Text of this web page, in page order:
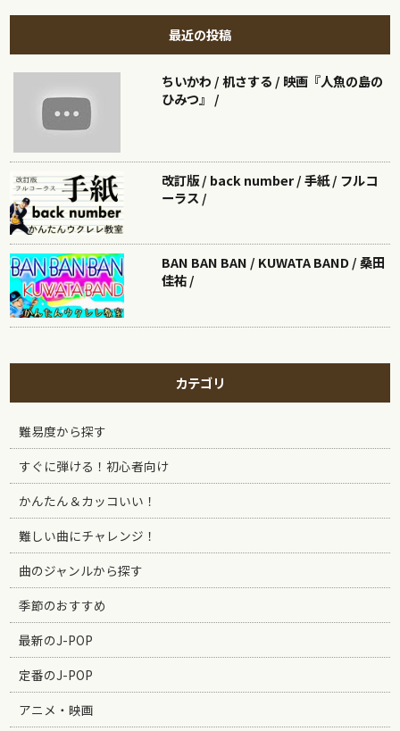
最近の投稿
ちいかわ / 机さする / 映画『人魚の島の
ひみつ』 /
改訂版 / back number / 手紙 / フルコ
ーラス /
BAN BAN BAN / KUWATA BAND / 桑田
佳祐 /
カテゴリ
難易度から探す
すぐに弾ける！初心者向け
かんたん＆カッコいい！
難しい曲にチャレンジ！
曲のジャンルから探す
季節のおすすめ
最新のJ-POP
定番のJ-POP
アニメ・映画